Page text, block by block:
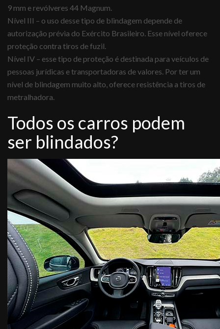
9 mm e revólveres 44 Magnum.
Nível III – o uso desse tipo de blindagem depende de
autorização prévia do Exército Brasileiro. Esse nível oferece
proteção contra tiros de fuzil.
Nível IV – esse tipo de proteção é destinada para veículos de
pessoas jurídicas e transportadoras de valores. Por ter um
nível de blindagem muito alto, oferece resistência a tiros de
metralhadora.
Todos os carros podem
ser blindados?